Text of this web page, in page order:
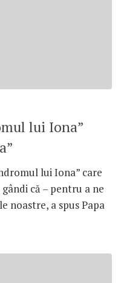
lui Iona”
lui Iona” care
că – pentru a ne
noastre, a spus Papa